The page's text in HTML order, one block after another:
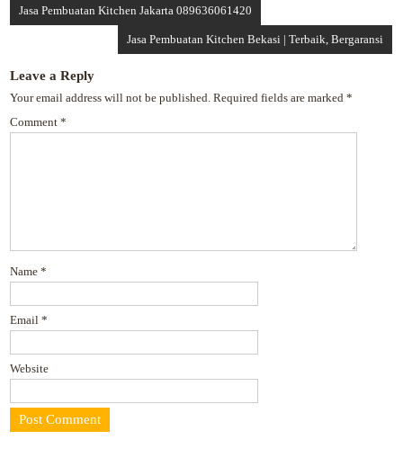
Jasa Pembuatan Kitchen Jakarta 089636061420
Jasa Pembuatan Kitchen Bekasi | Terbaik, Bergaransi
Leave a Reply
Your email address will not be published. Required fields are marked*
Comment*
Name*
Email*
Website